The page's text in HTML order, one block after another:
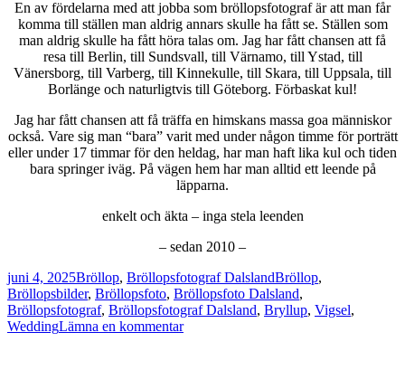
En av fördelarna med att jobba som bröllopsfotograf är att man får
komma till ställen man aldrig annars skulle ha fått se. Ställen som
man aldrig skulle ha fått höra talas om. Jag har fått chansen att få
resa till Berlin, till Sundsvall, till Värnamo, till Ystad, till
Vänersborg, till Varberg, till Kinnekulle, till Skara, till Uppsala, till
Borlänge och naturligtvis till Göteborg. Förbaskat kul!
Jag har fått chansen att få träffa en himskans massa goa människor
också. Vare sig man “bara” varit med under någon timme för porträtt
eller under 17 timmar för den heldag, har man haft lika kul och tiden
bara springer iväg. På vägen hem har man alltid ett leende på
läpparna.
enkelt och äkta – inga stela leenden
– sedan 2010 –
Postat
juni 4, 2025Kategorier
Bröllop, Bröllopsfotograf DalslandTaggar
Bröllop,
Bröllopsbilder, Bröllopsfoto, Bröllopsfoto Dalsland,
Bröllopsfotograf, Bröllopsfotograf Dalsland, Bryllup, Vigsel,
WeddingLämna en kommentartill